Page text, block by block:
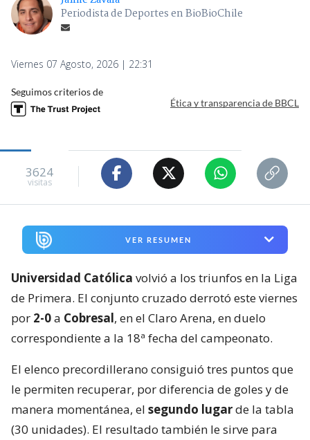
Periodista de Deportes en BioBioChile
Viernes 07 Agosto, 2026 | 22:31
Seguimos criterios de
Ética y transparencia de BBCL
3624
visitas
VER RESUMEN
Universidad Católica volvió a los triunfos en la Liga
de Primera. El conjunto cruzado derrotó este viernes
por 2-0a Cobresal, en el Claro Arena, en duelo
correspondiente a la 18ª fecha del campeonato.
El elenco precordillerano consiguió tres puntos que
le permiten recuperar, por diferencia de goles y de
manera momentánea, el segundo lugarde la tabla
(30 unidades). El resultado también le sirve para